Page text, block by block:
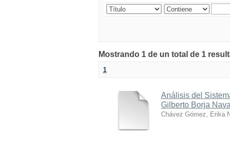
Mostrando 1 de un total de 1
1
Análisis del
Gilberto Borja
Chávez Gómez, Erika